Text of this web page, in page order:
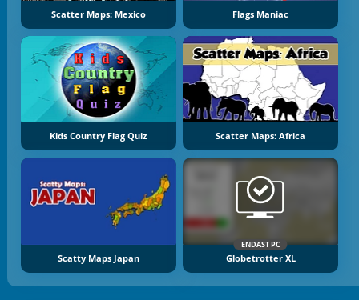
Scatter Maps: Mexico Flags Maniac
Kids Country Flag Quiz Scatter Maps: Africa
Scatty Maps Japan
ENDAST PC
Globetrotter XL